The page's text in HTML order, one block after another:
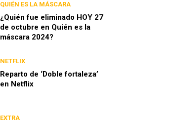
QUIÉN ES LA MÁSCARA
¿Quién fue eliminado HOY 27
de octubre en Quién es la
máscara 2024?
NETFLIX
Reparto de ‘Doble fortaleza’
en Netflix
EXTRA